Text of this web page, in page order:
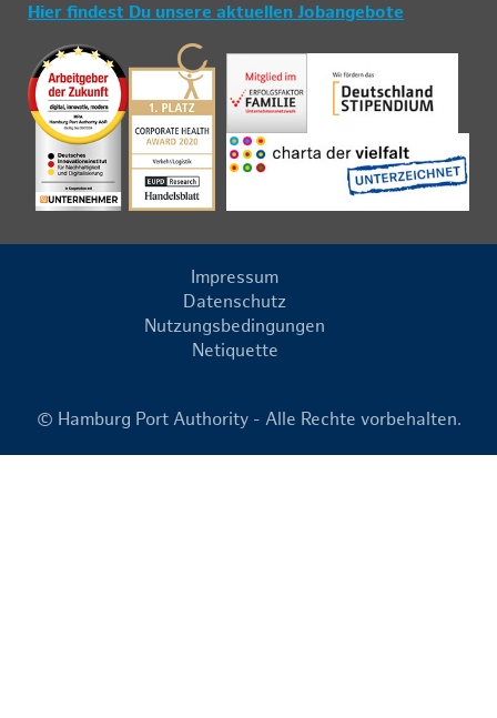
Hier findest Du unsere aktuellen Jobangebote
Impressum
Datenschutz
Nutzungsbedingungen
Netiquette
© Hamburg Port Authority - Alle Rechte vorbehalten.